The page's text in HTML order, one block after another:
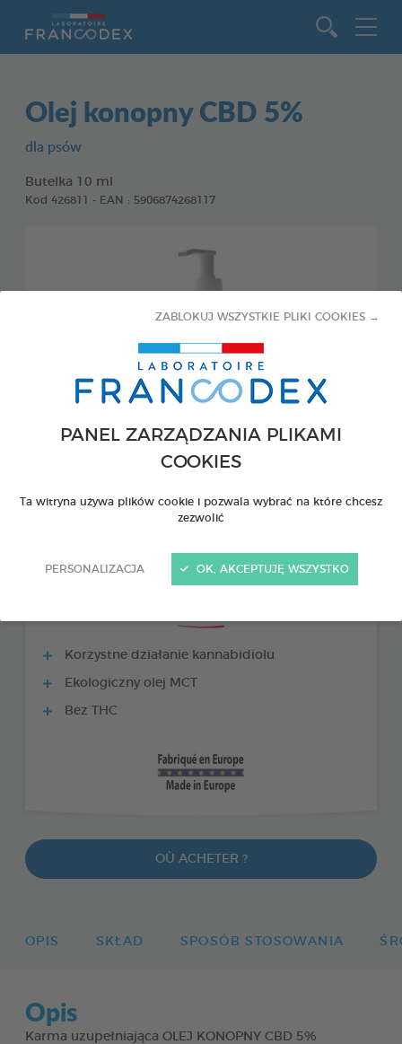
PANEL ZARZĄDZANIA PLIKAMI
COOKIES
Ta witryna używa plików cookie i pozwala wybrać na które chcesz
zezwolić
PERSONALIZACJA
ZABLOKUJ WSZYSTKIE PLIKI COOKIES →
OK, AKCEPTUJĘ WSZYSTKO
Olej konopny CBD 5%
dla psów
Butelka 10 ml
Kod 426811 - EAN : 5906874268117
Korzystne działanie kannabidiolu
Ekologiczny olej MCT
Bez THC
OÙ ACHETER ?
OPIS SKŁAD SPOSÓB STOSOWANIA
Opis
Karma uzupełniająca OLEJ KONOPNY CBD 5%